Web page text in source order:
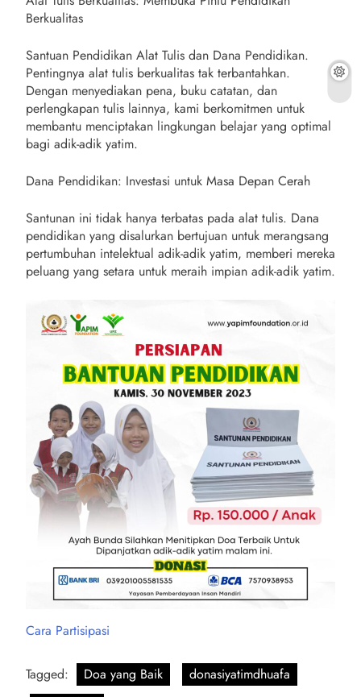
Berkualitas
Santuan Pendidikan Alat Tulis dan Dana Pendidikan.
Pentingnya alat tulis berkualitas tak terbantahkan.
Dengan menyediakan pena, buku catatan, dan
perlengkapan tulis lainnya, kami berkomitmen untuk
membantu menciptakan lingkungan belajar yang optimal
bagi adik-adik yatim.
Dana Pendidikan: Investasi untuk Masa Depan Cerah
Santunan ini tidak hanya terbatas pada alat tulis. Dana
pendidikan yang disalurkan bertujuan untuk merangsang
pertumbuhan intelektual adik-adik yatim, memberi mereka
peluang yang setara untuk meraih impian adik-adik yatim.
Cara Partisipasi
Tagged: Doa yang Baik
donasiyatimdhuafa